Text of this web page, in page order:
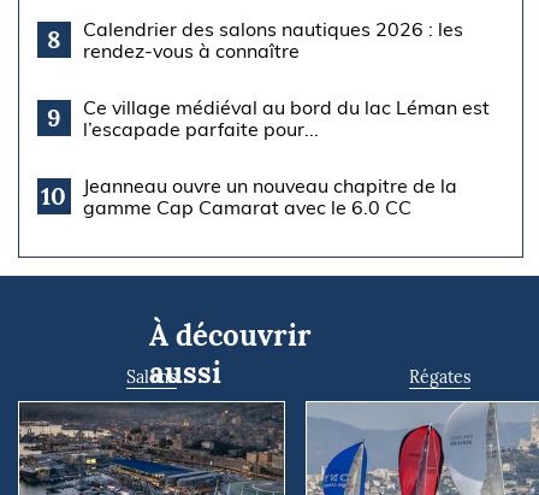
8
Calendrier des salons nautiques 2026 : les
rendez-vous à connaître
9
Ce village médiéval au bord du lac Léman est
l’escapade parfaite pour...
10
Jeanneau ouvre un nouveau chapitre de la
gamme Cap Camarat avec le 6.0 CC
À découvrir
aussi
Salons Régates